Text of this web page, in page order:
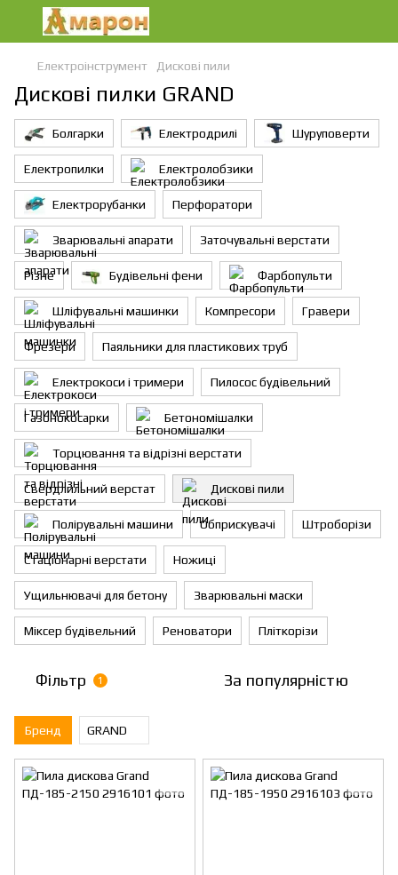
Електроінструмент Дискові пили
Дискові пилки GRAND
Болгарки Електродрилі Шуруповерти
Електропилки Електролобзики
Електрорубанки Перфоратори
Зварювальні апарати Заточувальні верстати
Різне Будівельні фени Фарбопульти
Шліфувальні машинки Компресори Гравери
Фрезери Паяльники для пластикових труб
Електрокоси і тримери Пилосос будівельний
Газонокосарки Бетономішалки
Торцювання та відрізні верстати
Свердлильний верстат Дискові пили
Полірувальні машини Обприскувачі Штроборізи
Стаціонарні верстати Ножиці
Ущильнювачі для бетону Зварювальні маски
Міксер будівельний Реноватори Пліткорізи
Фільтр 1 За популярністю
Бренд GRAND